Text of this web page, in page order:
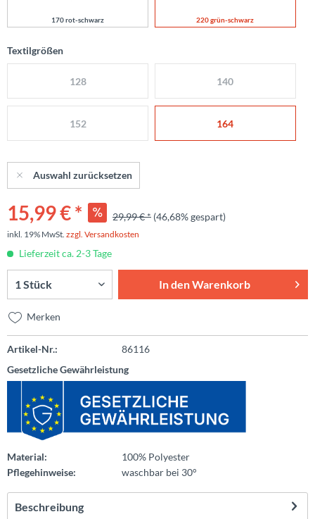
170 rot-schwarz 220 grün-schwarz
Textilgrößen
128 140
152 164
Auswahl zurücksetzen
15,99 € * 29,99 € * (46,68% gespart)
inkl. 19% MwSt. zzgl. Versandkosten
Lieferzeit ca. 2-3 Tage
In denWarenkorb
Merken
Artikel-Nr.:
86116
Gesetzliche Gewährleistung
Material:
100% Polyester
Pflegehinweise:
waschbar bei 30°
Beschreibung